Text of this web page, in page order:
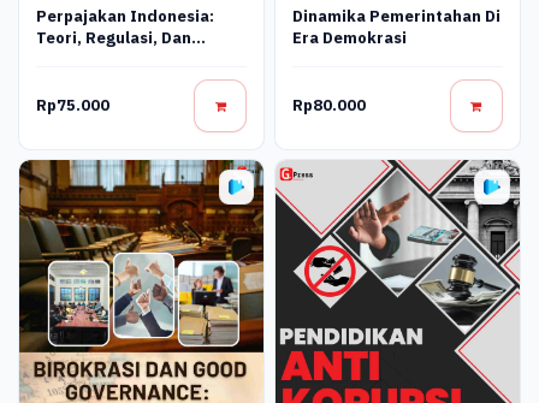
Perpajakan Indonesia:
Teori, Regulasi, Dan
Rp75.000
Dinamika Pemerintahan Di
Era Demokrasi
Rp80.000